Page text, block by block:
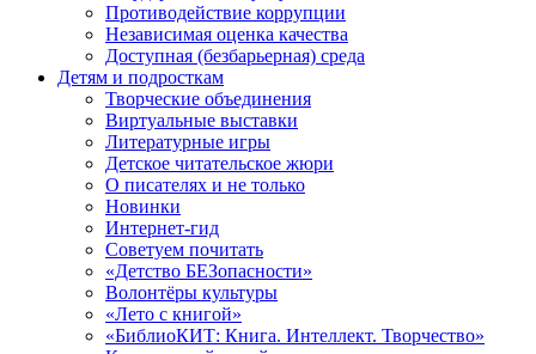
Противодействие коррупции
Независимая оценка качества
Доступная (безбарьерная) среда
Детям и подросткам
Творческие объединения
Виртуальные выставки
Литературные игры
Детское читательское жюри
О писателях и не только
Новинки
Интернет-гид
Советуем почитать
«Детство БЕЗопасности»
Волонтёры культуры
«Лето с книгой»
«БиблиоКИТ: Книга. Интеллект. Творчество»